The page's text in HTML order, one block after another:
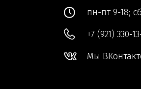
пн-пт 9-18;
+7 (921) 330-
Мы